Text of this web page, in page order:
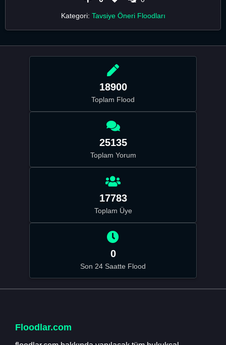
Kategori: Tavsiye Öneri Floodları
18900
Toplam Flood
25135
Toplam Yorum
17783
Toplam Üye
0
Son 24 Saatte Flood
Floodlar.com